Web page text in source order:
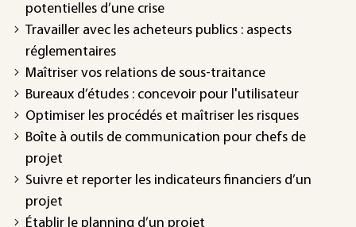
potentielles d’une crise
Travailler avec les acheteurs publics : aspects
réglementaires
Maîtriser vos relations de sous-traitance
Bureaux d’études : concevoir pour l'utilisateur
Optimiser les procédés et maîtriser les risques
Boîte à outils de communication pour chefs de
projet
Suivre et reporter les indicateurs financiers d’un
projet
Établir le planning d’un projet